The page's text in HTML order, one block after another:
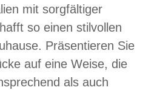
mit sorgfältiger
so einen stilvollen
Präsentieren Sie
auf eine Weise, die
als auch